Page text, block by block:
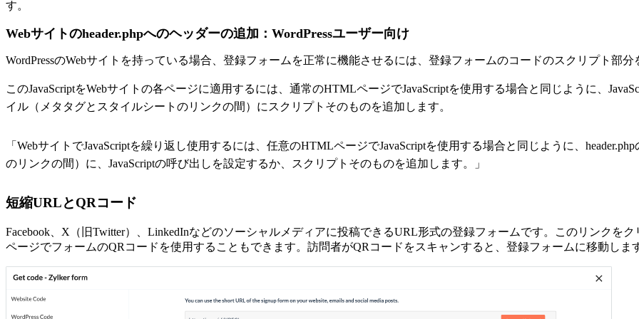
す。
Webサイトのheader.phpへのヘッダーの追加：WordPressユーザー向け
WordPressのWebサイトを持っている場合、登録フォームを正常に機能させるには、登録フォームのコードのスクリプト部
このJavaScriptをWebサイトの各ページに適用するには、通常のHTMLページでJavaScriptを使用する場合と同じように、
イル（メタタグとスタイルシートのリンクの間）にスクリプトそのものを追加します。
「WebサイトでJavaScriptを繰り返し使用するには、任意のHTMLページでJavaScriptを使用する場合と同じように、
のリンクの間）に、JavaScriptの呼び出しを設定するか、スクリプトそのものを追加します。」
短縮URLとQRコード
Facebook、X（旧Twitter）、LinkedInなどのソーシャルメディアに投稿できるURL形式の登録フォームです。このリンクを
ページでフォームのQRコードを使用することもできます。訪問者がQRコードをスキャンすると、登録フォームに移動しま